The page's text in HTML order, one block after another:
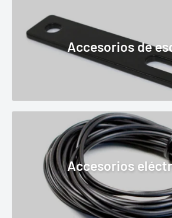
Accesorios de
Accesorios